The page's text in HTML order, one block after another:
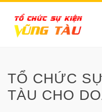
TỔ CHỨC
TÀU CHO